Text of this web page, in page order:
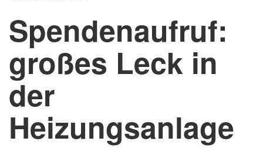
Spendenaufruf:
großes Leck in
der
Heizungsanlage